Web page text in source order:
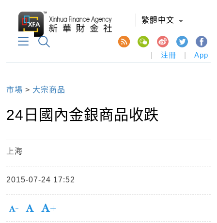
繁體中文
注冊 App
市場 > 大宗商品
24日國內金銀商品收跌
上海
2015-07-24 17:52